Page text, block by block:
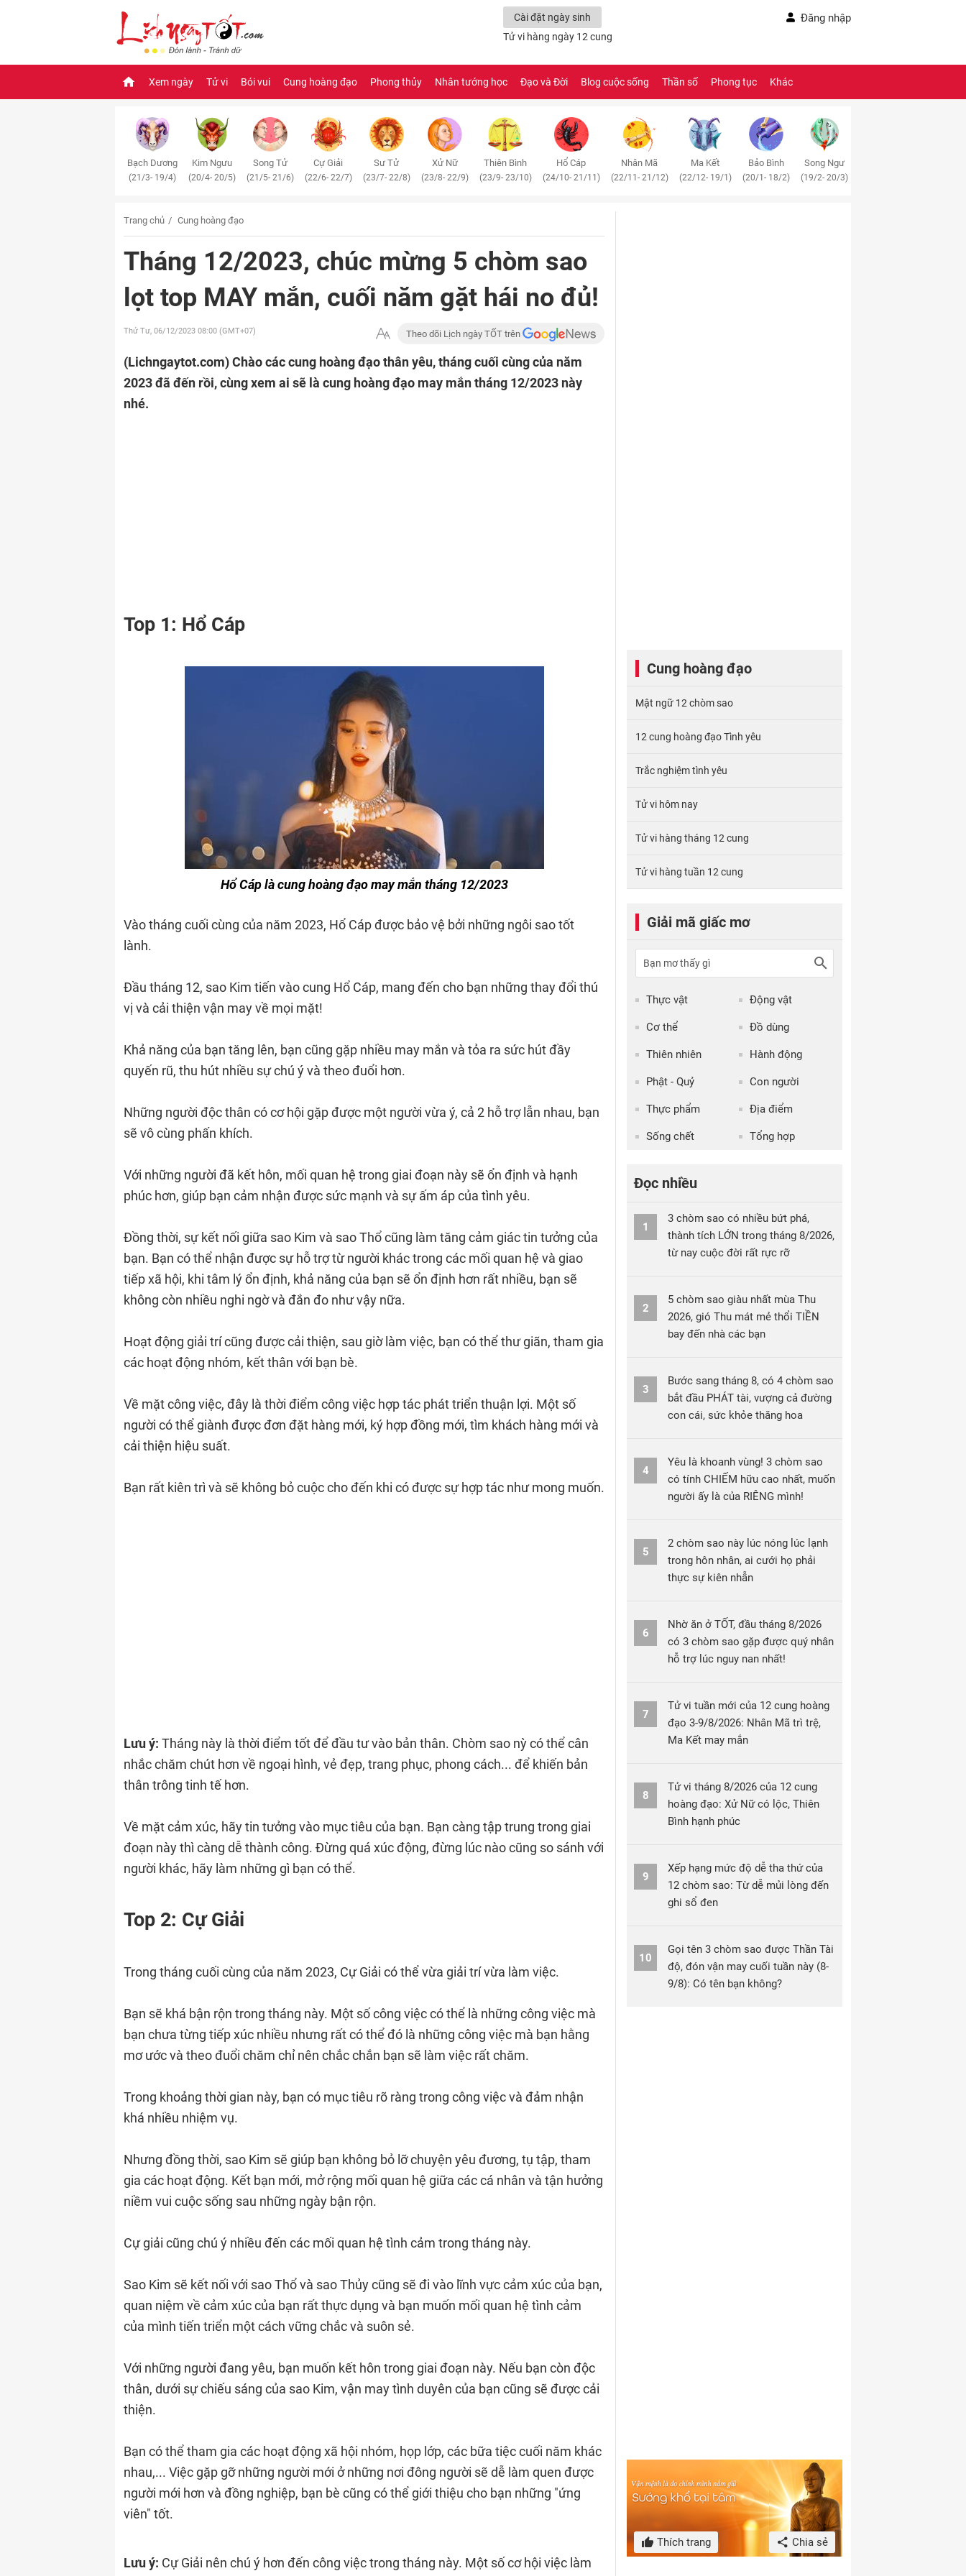
Cài đặt ngày sinh Đăng nhập
Tử vi hàng ngày 12 cung
Xem ngày Tử vi Bói vui Cung hoàng đạo Phong thủy Nhân tướng học Đạo và Đời Blog cuộc sống Thần số Phong tục Khác
Bạch Dương
(21/3- 19/4)
Kim Ngưu
(20/4- 20/5)
Song Tử
(21/5- 21/6)
Cự Giải
(22/6- 22/7)
Sư Tử
(23/7- 22/8)
Xử Nữ
(23/8- 22/9)
Thiên Bình
(23/9- 23/10)
Hổ Cáp
(24/10- 21/11)
Nhân Mã
(22/11- 21/12)
Ma Kết
(22/12- 19/1)
Bảo Bình
(20/1- 18/2)
Song Ngư
(19/2- 20/3)
Trang chủ Cung hoàng đạo
Tháng 12/2023, chúc mừng 5 chòm sao
lọt top MAY mắn, cuối năm gặt hái no đủ!
Thứ Tư, 06/12/2023 08:00 (GMT+07) Theo dõi Lịch ngày TỐT trên
(Lichngaytot.com)Chào các cung hoàng đạo thân yêu, tháng cuối cùng của năm
2023 đã đến rồi, cùng xem ai sẽ là cung hoàng đạo may mắn tháng 12/2023 này
nhé.
Top 1: Hổ Cáp
Hổ Cáp là cung hoàng đạo may mắn tháng 12/2023
Vào tháng cuối cùng của năm 2023, Hổ Cáp được bảo vệ bởi những ngôi sao tốt
lành.
Đầu tháng 12, sao Kim tiến vào cung Hổ Cáp, mang đến cho bạn những thay đổi thú
vị và cải thiện vận may về mọi mặt!
Khả năng của bạn tăng lên, bạn cũng gặp nhiều may mắn và tỏa ra sức hút đầy
quyến rũ, thu hút nhiều sự chú ý và theo đuổi hơn.
Những người độc thân có cơ hội gặp được một người vừa ý, cả 2 hỗ trợ lẫn nhau, bạn
sẽ vô cùng phấn khích.
Với những người đã kết hôn, mối quan hệ trong giai đoạn này sẽ ổn định và hạnh
phúc hơn, giúp bạn cảm nhận được sức mạnh và sự ấm áp của tình yêu.
Đồng thời, sự kết nối giữa sao Kim và sao Thổ cũng làm tăng cảm giác tin tưởng của
bạn. Bạn có thể nhận được sự hỗ trợ từ người khác trong các mối quan hệ và giao
tiếp xã hội, khi tâm lý ổn định, khả năng của bạn sẽ ổn định hơn rất nhiều, bạn sẽ
không còn nhiều nghi ngờ và đắn đo như vậy nữa.
Hoạt động giải trí cũng được cải thiện, sau giờ làm việc, bạn có thể thư giãn, tham gia
các hoạt động nhóm, kết thân với bạn bè.
Về mặt công việc, đây là thời điểm công việc hợp tác phát triển thuận lợi. Một số
người có thể giành được đơn đặt hàng mới, ký hợp đồng mới, tìm khách hàng mới và
cải thiện hiệu suất.
Bạn rất kiên trì và sẽ không bỏ cuộc cho đến khi có được sự hợp tác như mong muốn.
Lưu ý: Tháng này là thời điểm tốt để đầu tư vào bản thân. Chòm sao nỳ có thể cân
nhắc chăm chút hơn về ngoại hình, vẻ đẹp, trang phục, phong cách... để khiến bản
thân trông tinh tế hơn.
Về mặt cảm xúc, hãy tin tưởng vào mục tiêu của bạn. Bạn càng tập trung trong giai
đoạn này thì càng dễ thành công. Đừng quá xúc động, đừng lúc nào cũng so sánh với
người khác, hãy làm những gì bạn có thể.
Top 2: Cự Giải
Trong tháng cuối cùng của năm 2023, Cự Giải có thể vừa giải trí vừa làm việc.
Bạn sẽ khá bận rộn trong tháng này. Một số công việc có thể là những công việc mà
bạn chưa từng tiếp xúc nhiều nhưng rất có thể đó là những công việc mà bạn hằng
mơ ước và theo đuổi chăm chỉ nên chắc chắn bạn sẽ làm việc rất chăm.
Trong khoảng thời gian này, bạn có mục tiêu rõ ràng trong công việc và đảm nhận
khá nhiều nhiệm vụ.
Nhưng đồng thời, sao Kim sẽ giúp bạn không bỏ lỡ chuyện yêu đương, tụ tập, tham
gia các hoạt động. Kết bạn mới, mở rộng mối quan hệ giữa các cá nhân và tận hưởng
niềm vui cuộc sống sau những ngày bận rộn.
Cự giải cũng chú ý nhiều đến các mối quan hệ tình cảm trong tháng này.
Sao Kim sẽ kết nối với sao Thổ và sao Thủy cũng sẽ đi vào lĩnh vực cảm xúc của bạn,
quan niệm về cảm xúc của bạn rất thực dụng và bạn muốn mối quan hệ tình cảm
của mình tiến triển một cách vững chắc và suôn sẻ.
Với những người đang yêu, bạn muốn kết hôn trong giai đoạn này. Nếu bạn còn độc
thân, dưới sự chiếu sáng của sao Kim, vận may tình duyên của bạn cũng sẽ được cải
thiện.
Bạn có thể tham gia các hoạt động xã hội nhóm, họp lớp, các bữa tiệc cuối năm khác
nhau,... Việc gặp gỡ những người mới ở những nơi đông người sẽ dễ làm quen được
người mới hơn và đồng nghiệp, bạn bè cũng có thể giới thiệu cho bạn những "ứng
viên" tốt.
Lưu ý: Cự Giải nên chú ý hơn đến công việc trong tháng này. Một số cơ hội việc làm
Cung hoàng đạo
Mật ngữ 12 chòm sao
12 cung hoàng đạo Tình yêu
Trắc nghiệm tình yêu
Tử vi hôm nay
Tử vi hàng tháng 12 cung
Tử vi hàng tuần 12 cung
Giải mã giấc mơ
Thực vật Động vật
Cơ thể Đồ dùng
Thiên nhiên Hành động
Phật - Quỷ Con người
Thực phẩm Địa điểm
Sống chết Tổng hợp
Đọc nhiều
1
3 chòm sao có nhiều bứt phá,
thành tích LỚN trong tháng 8/2026,
từ nay cuộc đời rất rực rỡ
2
5 chòm sao giàu nhất mùa Thu
2026, gió Thu mát mẻ thổi TIỀN
bay đến nhà các bạn
3
Bước sang tháng 8, có 4 chòm sao
bắt đầu PHÁT tài, vượng cả đường
con cái, sức khỏe thăng hoa
4
Yêu là khoanh vùng! 3 chòm sao
có tính CHIẾM hữu cao nhất, muốn
người ấy là của RIÊNG mình!
5
2 chòm sao này lúc nóng lúc lạnh
trong hôn nhân, ai cưới họ phải
thực sự kiên nhẫn
6
Nhờ ăn ở TỐT, đầu tháng 8/2026
có 3 chòm sao gặp được quý nhân
hỗ trợ lúc nguy nan nhất!
7
Tử vi tuần mới của 12 cung hoàng
đạo 3-9/8/2026: Nhân Mã trì trệ,
Ma Kết may mắn
8
Tử vi tháng 8/2026 của 12 cung
hoàng đạo: Xử Nữ có lộc, Thiên
Bình hạnh phúc
9
Xếp hạng mức độ dễ tha thứ của
12 chòm sao: Từ dễ mủi lòng đến
ghi sổ đen
10
Gọi tên 3 chòm sao được Thần Tài
độ, đón vận may cuối tuần này (8-
9/8): Có tên bạn không?
Thích trang Chia sẻ